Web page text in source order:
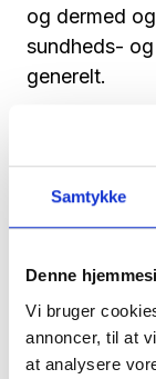
Samtykke
Denne
Vi bruger
annoncer, til at
at analysere
og dermed
sundheds-
generelt.
Samtidig vil
for at
løsninger
- I
at styrke
sundheds-